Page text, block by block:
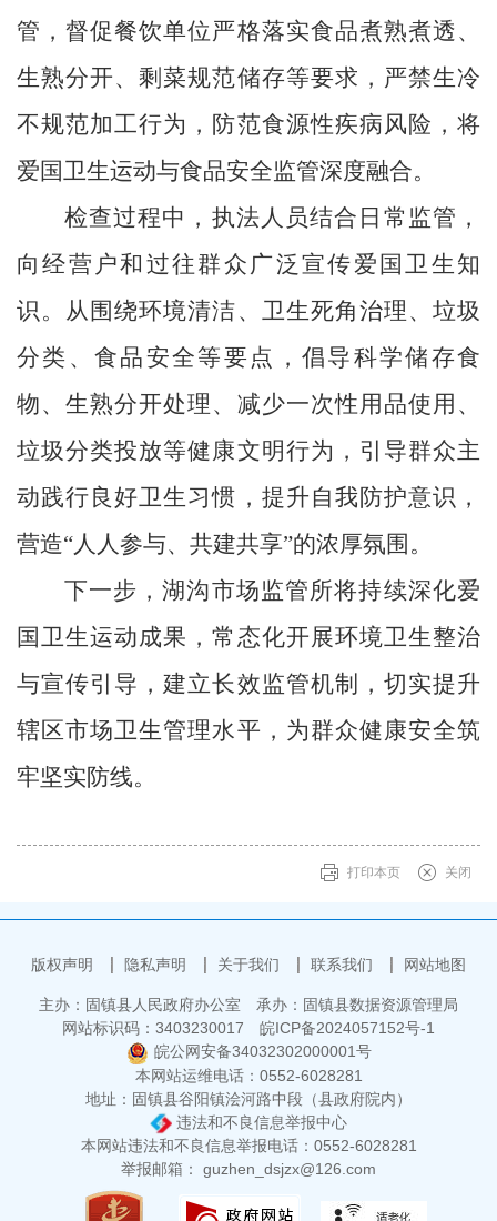
管，督促餐饮单位严格落实食品煮熟煮透、
生熟分开、剩菜规范储存等要求，严禁生冷
不规范加工行为，防范食源性疾病风险，将
爱国卫生运动与食品安全监管深度融合。
检查过程中，执法人员结合日常监管，
向经营户和过往群众广泛宣传爱国卫生知
识。从围绕环境清洁、卫生死角治理、垃圾
分类、食品安全等要点，倡导科学储存食
物、生熟分开处理、减少一次性用品使用、
垃圾分类投放等健康文明行为，引导群众主
动践行良好卫生习惯，提升自我防护意识，
营造“人人参与、共建共享”的浓厚氛围。
下一步，湖沟市场监管所将持续深化爱
国卫生运动成果，常态化开展环境卫生整治
与宣传引导，建立长效监管机制，切实提升
辖区市场卫生管理水平，为群众健康安全筑
牢坚实防线。
打印本页 关闭
版权声明 隐私声明 关于我们 联系我们 网站地图
主办：固镇县人民政府办公室
承办：固镇县数据资源管理局
网站标识码：3403230017
皖ICP备2024057152号-1
皖公网安备34032302000001号
本网站运维电话：0552-6028281
地址：固镇县谷阳镇浍河路中段（县政府院内）
违法和不良信息举报中心
本网站违法和不良信息举报电话：0552-6028281
举报邮箱： guzhen_dsjzx@126.com